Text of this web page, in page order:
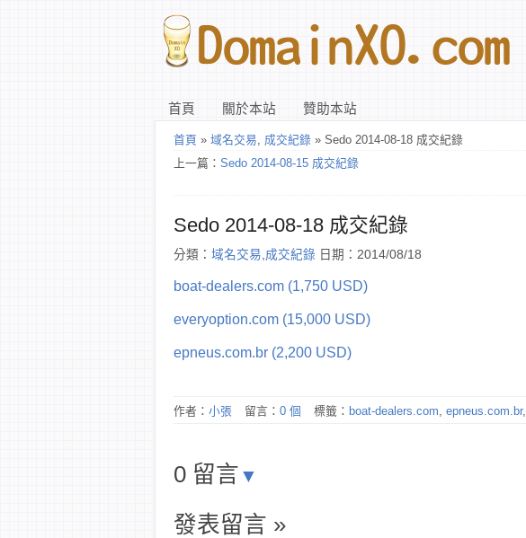
首頁 關於本站 贊助本站
首頁 » 域名交易, 成交紀錄 » Sedo 2014-08-18 成交紀錄
上一篇： Sedo 2014-08-15 成交紀錄
Sedo 2014-08-18 成交紀錄
分類： 域名交易,成交紀錄 日期：2014/08/18
boat-dealers.com (1,750 USD)
everyoption.com (15,000 USD)
epneus.com.br (2,200 USD)
作者： 小張 留言： 0 個 標籤： boat-dealers.com, epneus.com.br,
0 留言 ▼
發表留言 »